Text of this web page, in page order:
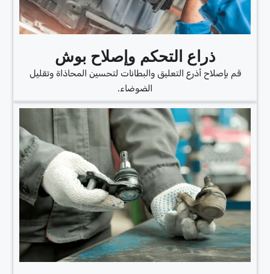
ذراع التحكم وإصلاح بوش
قم بإصلاح أذرع التعليق والبطانات لتحسين المحاذاة وتقليل
الضوضاء.